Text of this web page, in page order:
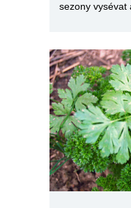
sezony vysévat